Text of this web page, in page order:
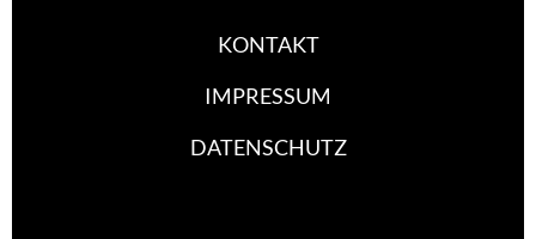
KONTAKT
IMPRESSUM
DATENSCHUTZ